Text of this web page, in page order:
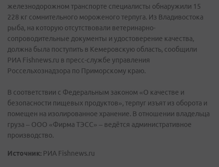
железнодорожном транспорте специалисты обнаружили 15
228 кг сомнительного мороженого терпуга. Из Владивостока
рыба, на которую отсутствовали ветеринарно-
сопроводительные документы и удостоверение качества,
должна была поступить в Кемеровскую область, сообщили
РИА Fishnews.ru в пресс-службе управления
Россельхознадзора по Приморскому краю.
В соответствии с Федеральным законом «О качестве и
безопасности пищевых продуктов», терпуг изъят из оборота и
помещен на изолированное хранение. В отношении владельца
груза – ООО «Фирма ТЭСС» – ведётся административное
производство.
Источник: РИА Fishnews.ru